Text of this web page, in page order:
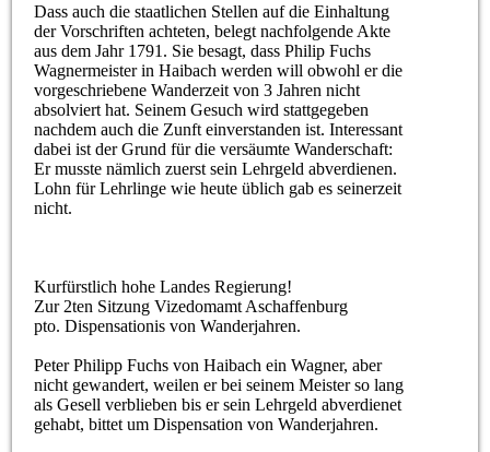
Dass auch die staatlichen Stellen auf die Einhaltung
der Vorschriften achteten, belegt nachfolgende Akte
aus dem Jahr 1791. Sie besagt, dass Philip Fuchs
Wagnermeister in Haibach werden will obwohl er die
vorgeschriebene Wanderzeit von 3 Jahren nicht
absolviert hat. Seinem Gesuch wird stattgegeben
nachdem auch die Zunft einverstanden ist. Interessant
dabei ist der Grund für die versäumte Wanderschaft:
Er musste nämlich zuerst sein Lehrgeld abverdienen.
Lohn für Lehrlinge wie heute üblich gab es seinerzeit
nicht.
Kurfürstlich hohe Landes Regierung!
Zur 2ten Sitzung Vizedomamt Aschaffenburg
pto. Dispensationis von Wanderjahren.
Peter Philipp Fuchs von Haibach ein Wagner, aber
nicht gewandert, weilen er bei seinem Meister so lang
als Gesell verblieben bis er sein Lehrgeld abverdienet
gehabt, bittet um Dispensation von Wanderjahren.